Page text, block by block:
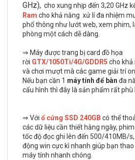
GHz), cho xung nhịp đến 3,20 GHz
Ram cho khả năng xử lí đa nhiệm
phổ thông như lướt web, xem phim,
phòng một cách dễ dàng.
⇒ Máy được trang bị card đồ họa
rời GTX/1050Ti/4G/GDDR5 cho khả
và chơi mượt mà các game giải trí
Nếu bạn cần 1 máy tính để bàn đa
cấu hình thì đây là sản phẩm rất phù
⇒ Với ổ cứng SSD 240GB có thể
các dữ liệu cần thiết hằng ngày, phim
tốc độ đọc ghi lên đến 500/410MB/
động win cực kì nhanh giúp bạn
máy tính nhanh chóng.